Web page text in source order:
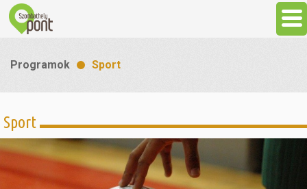
Látnivalók
Gasztronómia
Programok Sport
Sport